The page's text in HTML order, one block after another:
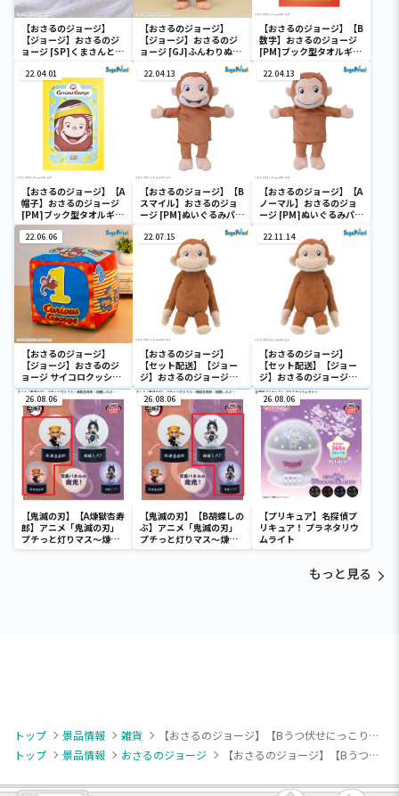
【おさるのジョージ】
【ジョージ】おさるのジ
ョージ [SP]くまさんとす
【おさるのジョージ】
【ジョージ】おさるのジ
ョージ [GJ]ふんわりぬい
【おさるのジョージ】【B
数字】おさるのジョージ
[PM]ブック型タオルギフ
22.04.01
【おさるのジョージ】【A
帽子】おさるのジョージ
[PM]ブック型タオルギフ
トボックス
22.04.13
【おさるのジョージ】【B
スマイル】おさるのジョ
ージ [PM]ぬいぐるみパペ
22.04.13
【おさるのジョージ】【A
ノーマル】おさるのジョ
ージ [PM]ぬいぐるみパペ
22.06.06
【おさるのジョージ】
【ジョージ】おさるのジ
ョージ サイコロクッショ
ン
22.07.15
【おさるのジョージ】
【セット配送】【ジョー
ジ】おさるのジョージ
[GJ]くったりぬいぐるみ
22.11.14
【おさるのジョージ】
【セット配送】【ジョー
ジ】おさるのジョージ
[GJ]くったりぬいぐるみ
26.08.06
【鬼滅の刃】【A煉獄杏寿
郎】アニメ「鬼滅の刃」
プチっと灯りマス～煉獄
杏寿郎・胡蝶しのぶ～
26.08.06
【鬼滅の刃】【B胡蝶しの
ぶ】アニメ「鬼滅の刃」
プチっと灯りマス～煉獄
杏寿郎・胡蝶しのぶ～
26.08.06
【プリキュア】名探偵プ
リキュア！ プラネタリウ
ムライト
もっと見る
トップ 景品情報 雑貨
【おさるのジョージ】【Bうつ伏せにっこり】おさるのジョージ [PtZ]ぬいぐるみポーチ
トップ
景品情報 おさるのジョージ 【おさるのジョージ】【Bうつ伏せにっこり】おさるのジョージ [PtZ]ぬいぐるみポーチ